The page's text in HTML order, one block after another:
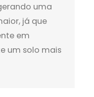
uma
já que
em
um solo mais